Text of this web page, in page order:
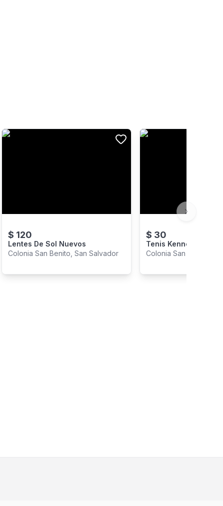
$ 120
Lentes De Sol Nuevos
Colonia San Benito, San Salvador
$ 30
Tenis Kennett Cole
Colonia San Benito,
Next slide